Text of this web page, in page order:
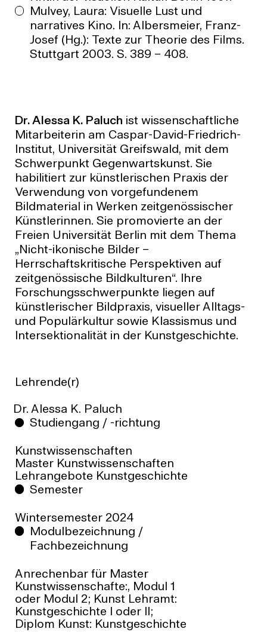
Mulvey, Laura: Visuelle Lust und
narratives Kino. In: Albersmeier, Franz-
Josef (Hg.): Texte zur Theorie des Films.
Stuttgart 2003. S. 389 – 408.
Dr. Alessa K. Paluch ist wissenschaftliche
Mitarbeiterin am Caspar-David-Friedrich-
Institut, Universität Greifswald, mit dem
Schwerpunkt Gegenwartskunst. Sie
habilitiert zur künstlerischen Praxis der
Verwendung von vorgefundenem
Bildmaterial in Werken zeitgenössischer
Künstlerinnen. Sie promovierte an der
Freien Universität Berlin mit dem Thema
„Nicht-ikonische Bilder –
Herrschaftskritische Perspektiven auf
zeitgenössische Bildkulturen“. Ihre
Forschungsschwerpunkte liegen auf
künstlerischer Bildpraxis, visueller Alltags-
und Populärkultur sowie Klassismus und
Intersektionalität in der Kunstgeschichte.
Lehrende(r)
Dr. Alessa K. Paluch
Studiengang / -richtung
Kunstwissenschaften
Master Kunstwissenschaften
Lehrangebote Kunstgeschichte
Semester
Wintersemester 2024
Modulbezeichnung /
Fachbezeichnung
Anrechenbar für Master
Kunstwissenschafte:, Modul 1
oder Modul 2; Kunst Lehramt:
Kunstgeschichte I oder II;
Diplom Kunst: Kunstgeschichte